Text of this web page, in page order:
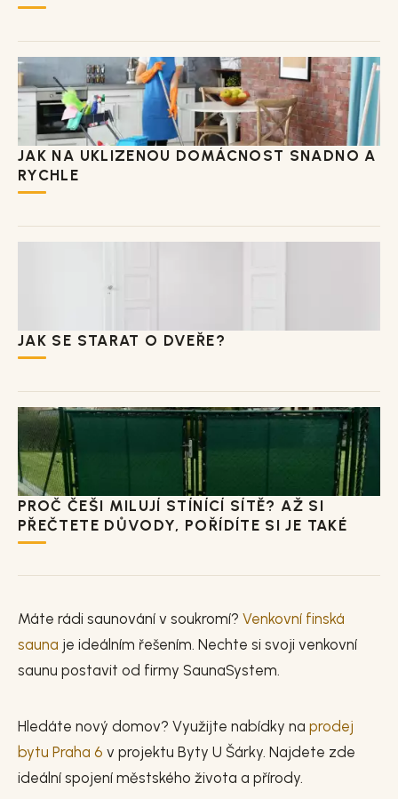
JAK NA UKLIZENOU DOMÁCNOST SNADNO A
RYCHLE
JAK SE STARAT O DVEŘE?
PROČ ČEŠI MILUJÍ STÍNÍCÍ SÍTĚ? AŽ SI
PŘEČTETE DŮVODY, POŘÍDÍTE SI JE TAKÉ
Máte rádi saunování v soukromí? Venkovní finská
sauna je ideálním řešením. Nechte si svoji venkovní
saunu postavit od firmy SaunaSystem.
Hledáte nový domov? Využijte nabídky na prodej
bytu Praha 6 v projektu Byty U Šárky. Najdete zde
ideální spojení městského života a přírody.